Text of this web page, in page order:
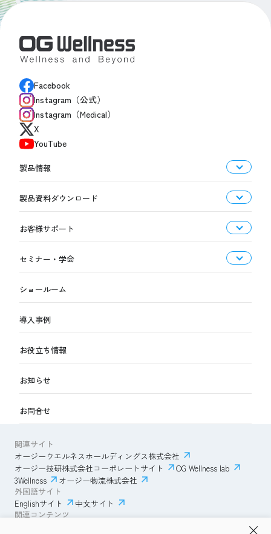
Facebook
Instagram（公式）
Instagram（Medical）
X
YouTube
製品情報
製品資料ダウンロード
お客様サポート
セミナー・学会
ショールーム
導入事例
お役立ち情報
お知らせ
お問合せ
関連サイト
オージーウエルネスホールディングス株式会社
オージー技研株式会社コーポレートサイト
OG Wellness lab
3Wellness
オージー物流株式会社
外国語サイト
Englishサイト
中文サイト
関連コンテンツ